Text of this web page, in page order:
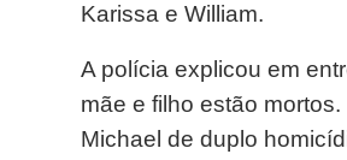
Karissa e William.
A polícia explicou em
mãe e filho estão
Michael de duplo